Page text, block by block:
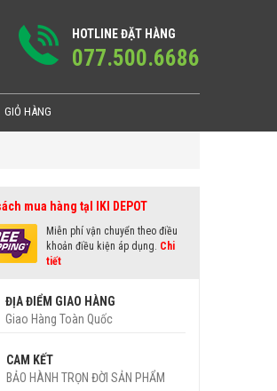
HOTLINE ĐẶT HÀNG
077.500.6686
GIỎ HÀNG
mua hàng tạI IKI DEPOT
Miễn phí vận chuyển theo điều
khoản điều kiện áp dụng. Chi
tiết
ĐỊA ĐIỂM GIAO HÀNG
Giao Hàng Toàn Quốc
CAM KẾT
BẢO HÀNH TRỌN ĐỜI SẢN PHẨM